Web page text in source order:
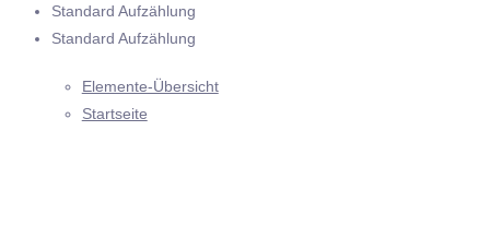
Standard Aufzählung
Standard Aufzählung
Elemente-Übersicht
Startseite